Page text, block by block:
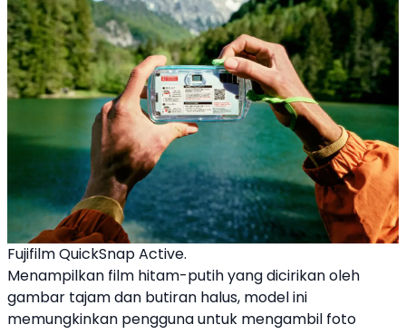
Fujifilm QuickSnap Active.
Menampilkan film hitam-putih yang dicirikan oleh
gambar tajam dan butiran halus, model ini
memungkinkan pengguna untuk mengambil foto